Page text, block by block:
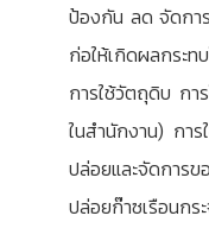
ป้องกัน ลด จัดการ
ก่อให้เกิดผลกระ
การใช้วัตถุดิบ กา
ในสำนักงาน) กา
ปล่อยและจัดการ
ปล่อยก๊าซเรือนกร